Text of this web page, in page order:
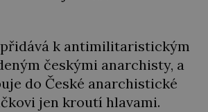
přidává k antimilitaristickým
českými anarchisty, a
do České anarchistické
jen kroutí hlavami.